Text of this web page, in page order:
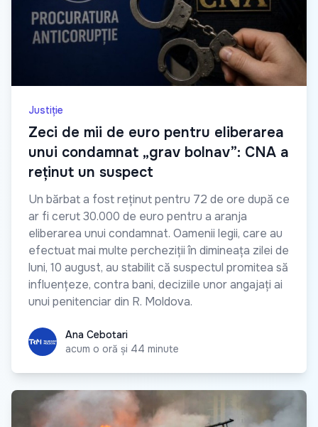
Justiție
Zeci de mii de euro pentru eliberarea
unui condamnat „grav bolnav”: CNA a
reținut un suspect
Un bărbat a fost reținut pentru 72 de ore după ce
ar fi cerut 30.000 de euro pentru a aranja
eliberarea unui condamnat. Oamenii legii, care au
efectuat mai multe percheziții în dimineața zilei de
luni, 10 august, au stabilit că suspectul promitea să
influențeze, contra bani, deciziile unor angajați ai
unui penitenciar din R. Moldova.
Ana CebotariAna Cebotari
acum o oră și 44 minute